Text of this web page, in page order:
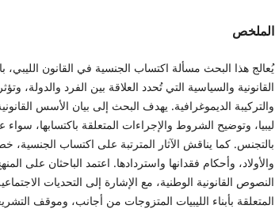
الملخص
يُعالج هذا البحث مسألة اكتساب الجنسية في القانون الليبي،
القانونية والسياسية التي تُحدد العلاقة بين الفرد والدولة،
والتركيبة الديموغرافية. يهدف البحث إلى بيان الأسس
ليبيا، وتوضيح الشروط والإجراءات المتعلقة باكتسابها،
بالتجنس. كما يناقش الآثار المترتبة على اكتساب الجنسية،
والأولاد، وأحكام فقدانها واستردادها. اعتمد الباحثان على
النصوص القانونية الوطنية، مع الإشارة إلى التحديات
المتعلقة بأبناء الليبيات المتزوجات من أجانب، وموقف